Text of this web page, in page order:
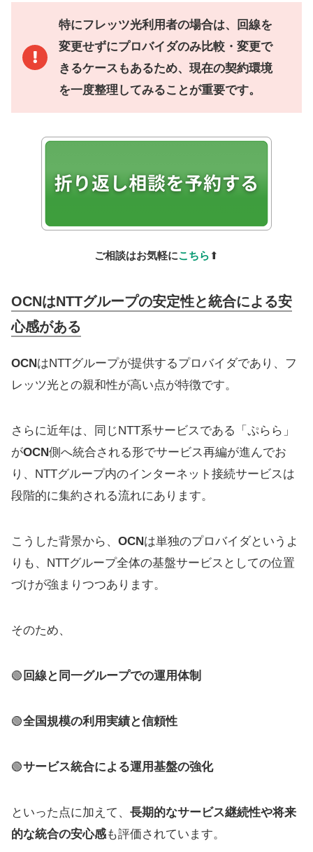
特にフレッツ光利用者の場合は、回線を
変更せずにプロバイダのみ比較・変更で
きるケースもあるため、現在の契約環境
を一度整理してみることが重要です。
ご相談はお気軽にこちら ⬆
OCNはNTTグループの安定性と統合による安
心感がある
OCN はNTTグループが提供するプロバイダであり、フ
レッツ光との親和性が高い点が特徴です。
さらに近年は、同じNTT系サービスである「ぷらら」
がOCN側へ統合される形でサービス再編が進んでお
り、NTTグループ内のインターネット接続サービスは
段階的に集約される流れにあります。
こうした背景から、 OCN は単独のプロバイダというよ
りも、NTTグループ全体の基盤サービスとしての位置
づけが強まりつつあります。
そのため、
🟢 回線と同一グループでの運用体制
🟢全国規模の利用実績と信頼性
🟢サービス統合による運用基盤の強化
といった点に加えて、 長期的なサービス継続性や将来
的な統合の安心感も評価されています。